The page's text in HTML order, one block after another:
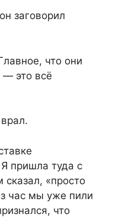
заговорил
что они
— это всё
пришла туда с
сказал, «просто
час мы уже пили
что